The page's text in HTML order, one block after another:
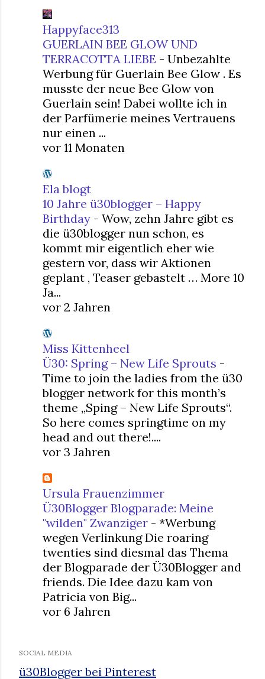
Happyface313
GUERLAIN BEE GLOW UND
TERRACOTTA LIEBE - Unbezahlte
Werbung für Guerlain Bee Glow . Es
musste der neue Bee Glow von
Guerlain sein! Dabei wollte ich in
der Parfümerie meines Vertrauens
nur einen ...
vor 11 Monaten
Ela blogt
10 Jahre ü30blogger – Happy
Birthday - Wow, zehn Jahre gibt es
die ü30blogger nun schon, es
kommt mir eigentlich eher wie
gestern vor, dass wir Aktionen
geplant , Teaser gebastelt … More 10
Ja...
vor 2 Jahren
Miss Kittenheel
Ü30: Spring – New Life Sprouts -
Time to join the ladies from the ü30
blogger network for this month’s
theme „Sping – New Life Sprouts“.
So here comes springtime on my
head and out there!....
vor 3 Jahren
Ursula Frauenzimmer
Ü30Blogger Blogparade: Meine
"wilden" Zwanziger - *Werbung
wegen Verlinkung Die roaring
twenties sind diesmal das Thema
der Blogparade der Ü30Blogger and
friends. Die Idee dazu kam von
Patricia von Big...
vor 6 Jahren
SOCIAL MEDIA
ü30Blogger bei Pinterest